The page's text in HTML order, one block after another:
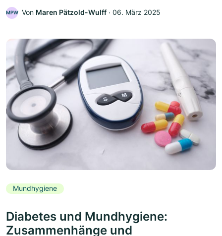
MPW Von Maren Pätzold-Wulff ‧ 06. März 2025
Mundhygiene
Diabetes und Mundhygiene:
Zusammenhänge und